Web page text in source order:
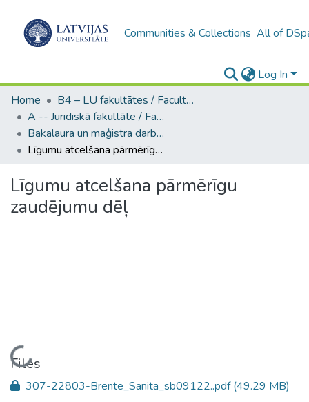
Communities & Collections All of
Log In
Home
B4 – LU fakultātes / Faculties of the UL
A -- Juridiskā fakultāte / Faculty of Law
Bakalaura un maģistra darbi (JF) / Bachelor's and Master's theses
Līgumu atcelšana pārmērīgu zaudējumu dēļ
Līgumu atcelšana pārmērīgu
zaudējumu dēļ
Loading...
Files
307-22803-Brente_Sanita_sb09122..pdf(49.29 MB)